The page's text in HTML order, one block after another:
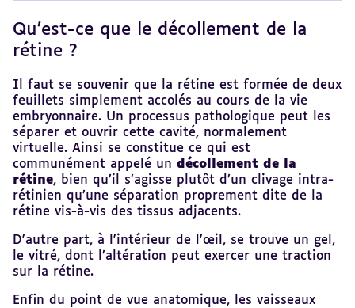
Qu’est-ce que le décollement de la
rétine ?
Il faut se souvenir que la rétine est formée de deux
feuillets simplement accolés au cours de la vie
embryonnaire. Un processus pathologique peut les
séparer et ouvrir cette cavité, normalement
virtuelle. Ainsi se constitue ce qui est
communément appelé un décollement de la
rétine, bien qu’il s’agisse plutôt d’un clivage intra-
rétinien qu’une séparation proprement dite de la
rétine vis-à-vis des tissus adjacents.
D'autre part, à l'intérieur de l'œil, se trouve un gel,
le vitré, dont l’altération peut exercer une traction
sur la rétine.
Enfin du point de vue anatomique, les vaisseaux
Revenir
au
sommaire